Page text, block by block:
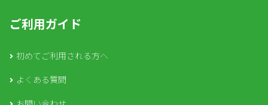
ご利用ガイド
初めてご利用される方へ
よくある質問